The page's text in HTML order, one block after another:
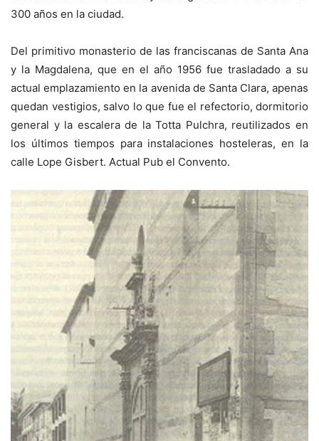
300 años en la ciudad.
Del primitivo monasterio de las franciscanas de Santa Ana
y la Magdalena, que en el año 1956 fue trasladado a su
actual emplazamiento en la avenida de Santa Clara, apenas
quedan vestigios, salvo lo que fue el refectorio, dormitorio
general y la escalera de la Totta Pulchra, reutilizados en
los últimos tiempos para instalaciones hosteleras, en la
calle Lope Gisbert. Actual Pub el Convento.